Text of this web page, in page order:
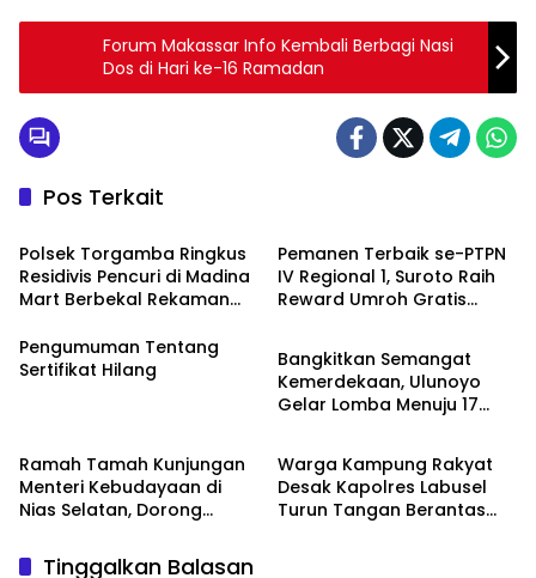
Forum Makassar Info Kembali Berbagi Nasi
Dos di Hari ke-16 Ramadan
Pos Terkait
News
Polsek Torgamba Ringkus
Residivis Pencuri di Madina
Mart Berbekal Rekaman
Pemanen Terbaik se-PTPN
IV Regional 1, Suroto Raih
Reward Umroh Gratis
Pengumuman Tentang
Sertifikat Hilang
Artikel
Bangkitkan Semangat
Kemerdekaan, Ulunoyo
Gelar Lomba Menuju 17
Ramah Tamah Kunjungan
Menteri Kebudayaan di
Nias Selatan, Dorong
Target UNESCO
News
Warga Kampung Rakyat
Desak Kapolres Labusel
Turun Tangan Berantas
Tinggalkan Balasan